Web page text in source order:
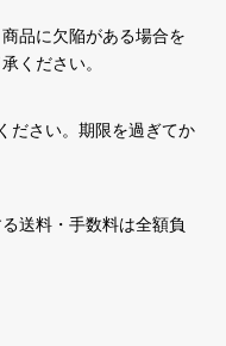
品に欠陥がある場合を
ください。
ださい。期限を過ぎてか
送料・手数料は全額負